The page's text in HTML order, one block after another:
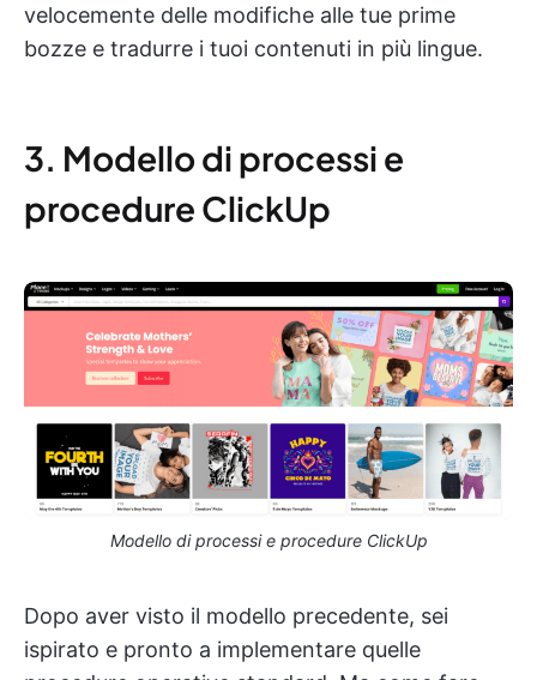
velocemente delle modifiche alle tue prime
bozze e tradurre i tuoi contenuti in più lingue.
3. Modello di processi e
procedure ClickUp
Modello di processi e procedure ClickUp
Dopo aver visto il modello precedente, sei
ispirato e pronto a implementare quelle